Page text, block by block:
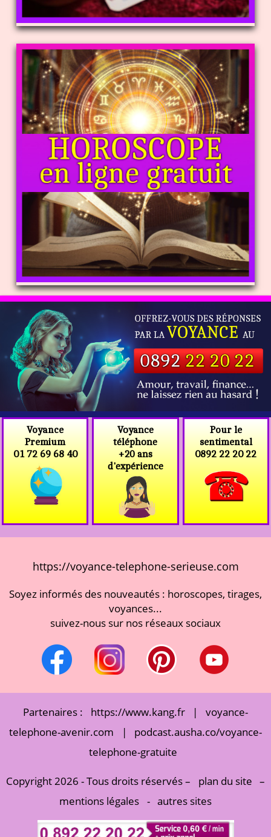
Voyance
Premium
01 72 69 68 40
Voyance
téléphone
+20 ans
d'expérience
Pour le
sentimental
0892 22 20 22
https://voyance-telephone-serieuse.com
Soyez informés des nouveautés : horoscopes, tirages,
voyances...
suivez-nous sur nos réseaux sociaux
Partenaires : https://www.kang.fr |
voyance-
telephone-avenir.com
|
podcast.ausha.co/voyance-
telephone-gratuite
Copyright 2026 - Tous droits réservés – plan du site –
mentions légales - autres sites